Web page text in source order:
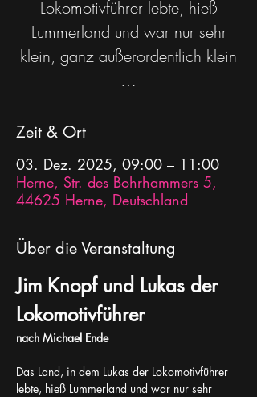
Lokomotivführer lebte, hieß
Lummerland und war nur sehr
klein, ganz außerordentlich klein
…
Zeit & Ort
03. Dez. 2025, 09:00 – 11:00
Herne, Str. des Bohrhammers 5,
44625 Herne, Deutschland
Über die Veranstaltung
Jim Knopf und Lukas der
Lokomotivführer
nach Michael Ende
Das Land, in dem Lukas der Lokomotivführer
lebte, hieß Lummerland und war nur sehr